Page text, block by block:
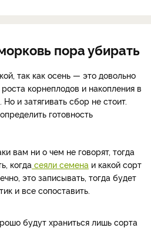
пора убирать
так как осень — это довольно
корнеплодов и накопления в
и затягивать сбор не стоит.
готовность
вам ни о чем не говорят, тогда
когда сеяли семена и какой сорт
это записывать, тогда будет
и все сопоставить.
будут храниться лишь сорта